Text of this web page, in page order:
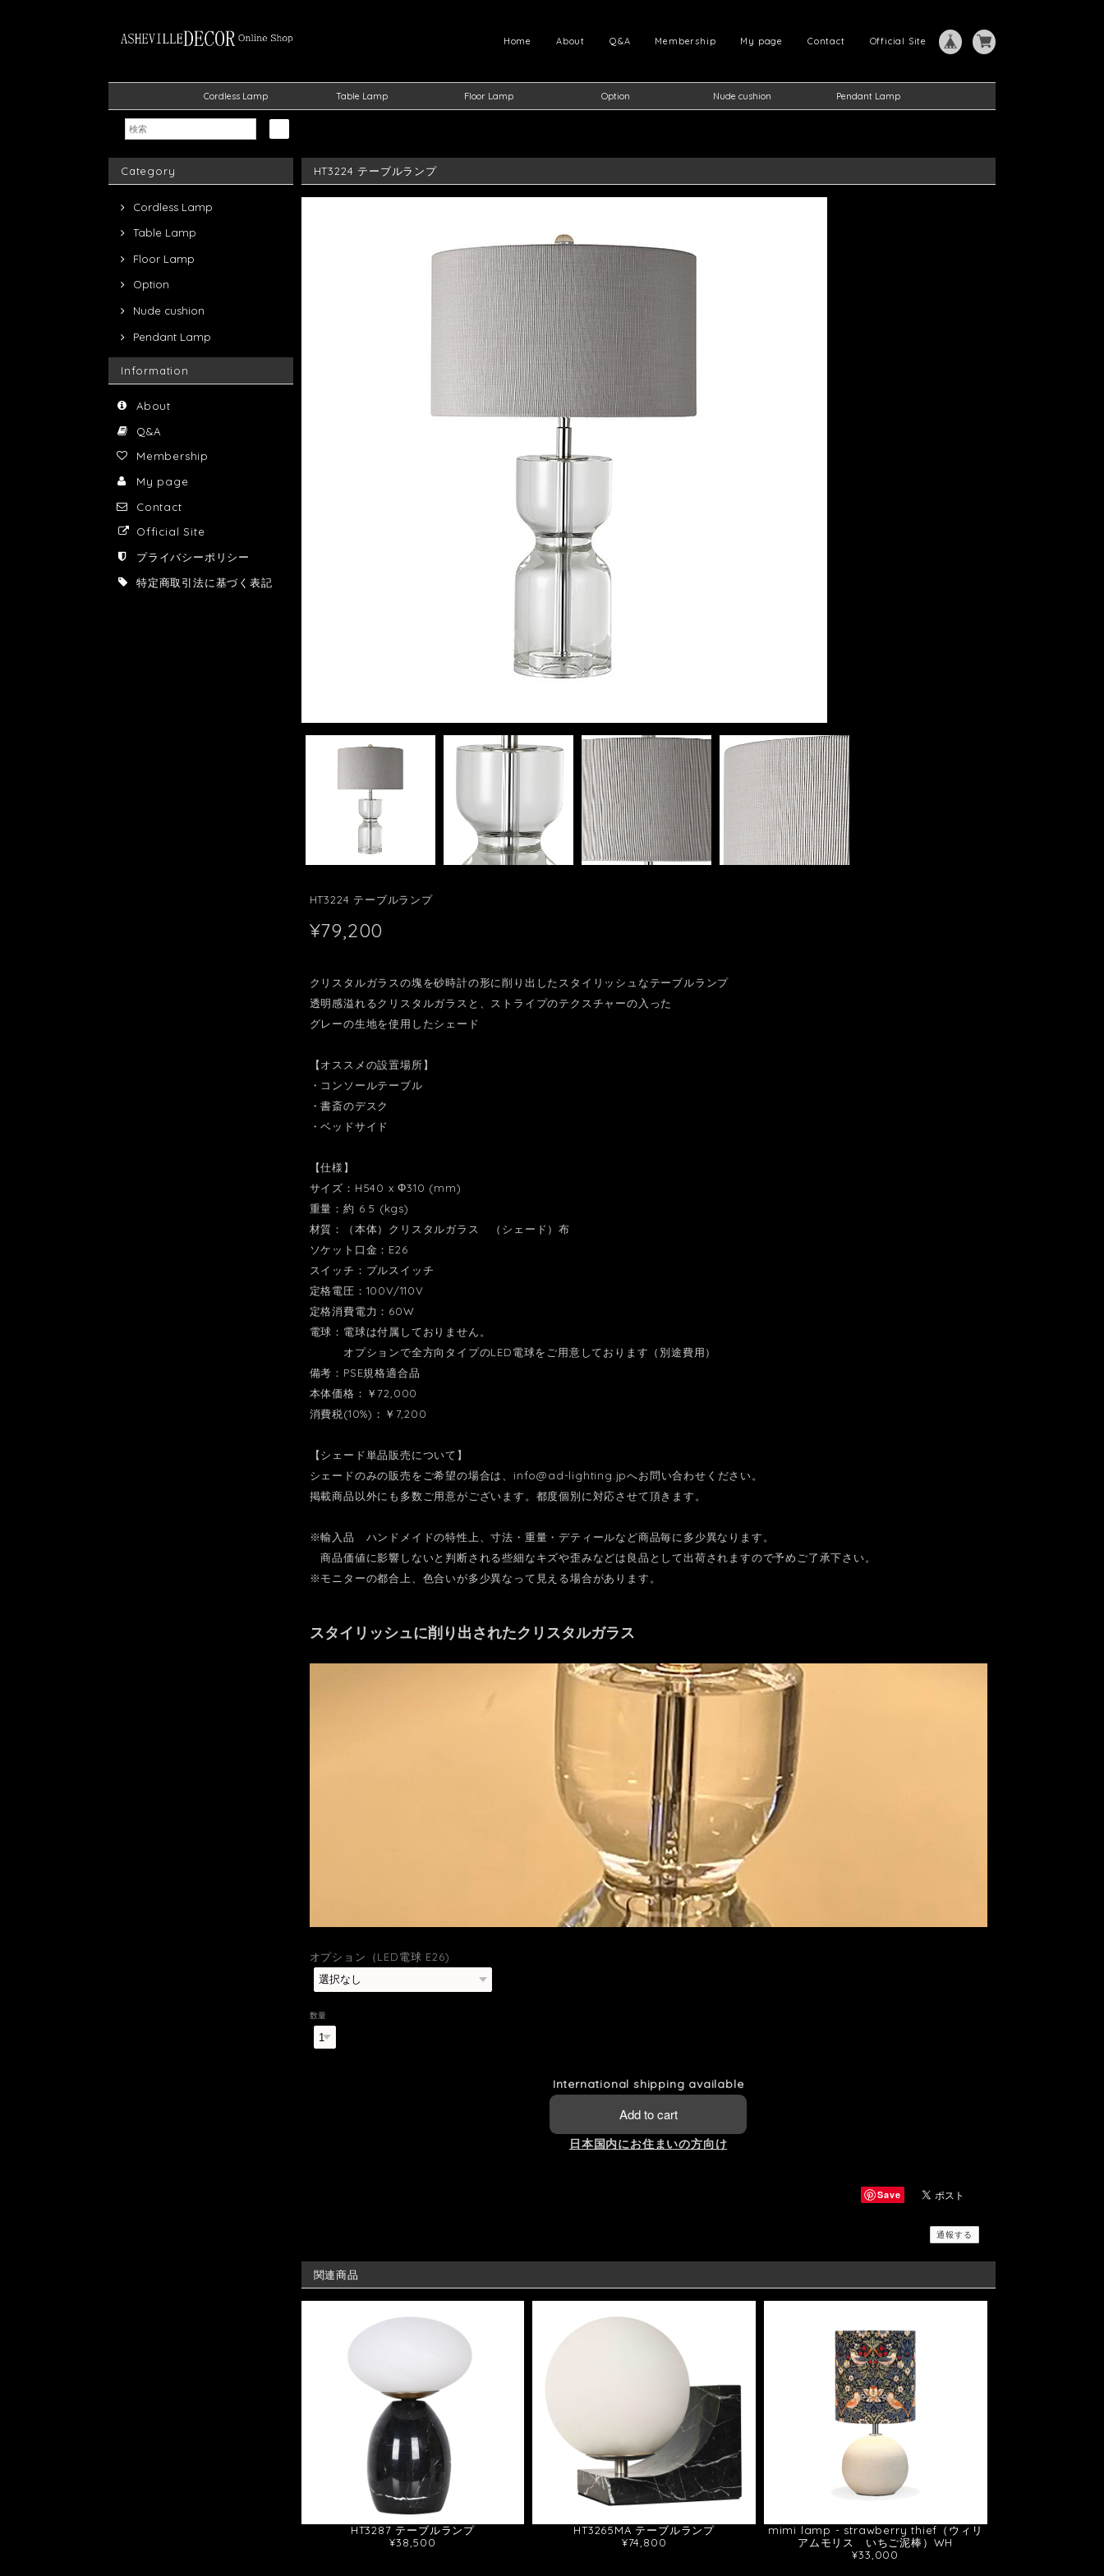
Official Site
Contact
My page
Membership
Q&A
About
Home
Cordless Lamp Table Lamp Floor Lamp Option Nude cushion Pendant Lamp
Category
Cordless Lamp
Table Lamp
Floor Lamp
Option
Nude cushion
Pendant Lamp
Information
About
Q&A
Membership
My page
Contact
Official Site
プライバシーポリシー
特定商取引法に基づく表記
HT3224 テーブルランプ
HT3224 テーブルランプ
¥79,200
クリスタルガラスの塊を砂時計の形に削り出したスタイリッシュなテーブルランプ
透明感溢れるクリスタルガラスと、ストライプのテクスチャーの入った
グレーの生地を使用したシェード
【オススメの設置場所】
・コンソールテーブル
・書斎のデスク
・ベッドサイド
【仕様】
サイズ：H540 x Φ310 (mm)
重量：約 6.5 (kgs)
材質：（本体）クリスタルガラス （シェード）布
ソケット口金：E26
スイッチ：プルスイッチ
定格電圧：100V/110V
定格消費電力：60W
電球：電球は付属しておりません。
オプションで全方向タイプのLED電球をご用意しております（別途費用）
備考：PSE規格適合品
本体価格：￥72,000
消費税(10%)：￥7,200
【シェード単品販売について】
シェードのみの販売をご希望の場合は、 info@ad-lighting.jpへお問い合わせください。
掲載商品以外にも多数ご用意がございます。都度個別に対応させて頂きます。
※輸入品 ハンドメイドの特性上、寸法・重量・デティールなど商品毎に多少異なります。
商品価値に影響しないと判断される些細なキズや歪みなどは良品として出荷されますので予めご了承下さい。
※モニターの都合上、色合いが多少異なって見える場合があります。
スタイリッシュに削り出されたクリスタルガラス
オプション（LED電球 E26)
数量
International shipping available
Add to cart
日本国内にお住まいの方向け
Save
通報する
関連商品
HT3287 テーブルランプ
¥38,500
HT3265MA テーブルランプ
¥74,800
mimi lamp - strawberry thief（ウィリ
アムモリス いちご泥棒）WH
¥33,000